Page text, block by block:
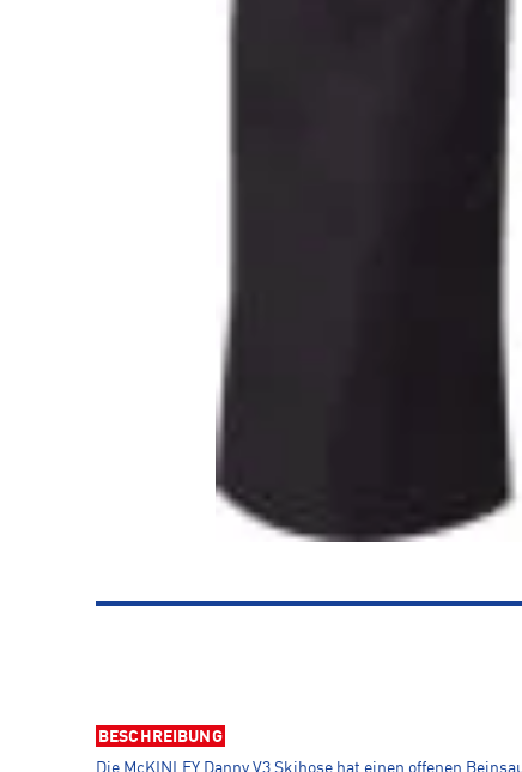
BESCHREIBUNG
Die McKINLEY Danny V3 Skihose hat einen offenen